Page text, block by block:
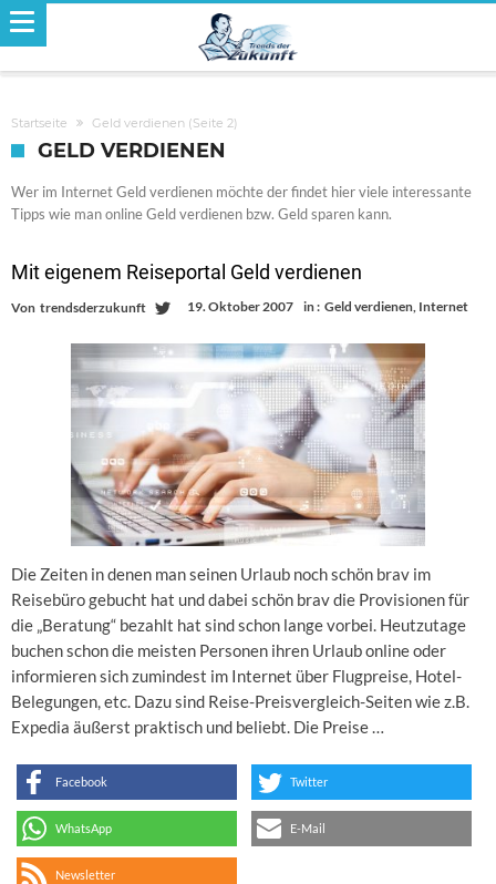
Startseite Geld verdienen (Seite 2)
GELD VERDIENEN
Wer im Internet Geld verdienen möchte der findet hier viele interessante
Tipps wie man online Geld verdienen bzw. Geld sparen kann.
Mit eigenem Reiseportal Geld verdienen
Von trendsderzukunft 19. Oktober 2007 in : Geld verdienen Internet
Die Zeiten in denen man seinen Urlaub noch schön brav im
Reisebüro gebucht hat und dabei schön brav die Provisionen für
die „Beratung“ bezahlt hat sind schon lange vorbei. Heutzutage
buchen schon die meisten Personen ihren Urlaub online oder
informieren sich zumindest im Internet über Flugpreise, Hotel-
Belegungen, etc. Dazu sind Reise-Preisvergleich-Seiten wie z.B.
Expedia äußerst praktisch und beliebt. Die Preise …
Facebook Twitter
WhatsApp E-Mail
Newsletter